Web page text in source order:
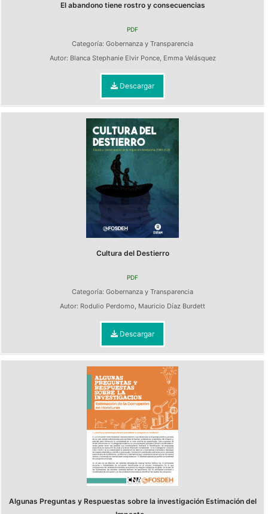
El abandono tiene rostro y consecuencias
PDF
Categoría: Gobernanza y Transparencia
Autor: Blanca Stephanie Elvir Ponce, Emma Velásquez
Descargar
Cultura del Destierro
PDF
Categoría: Gobernanza y Transparencia
Autor: Rodulio Perdomo, Mauricio Díaz Burdett
Descargar
Algunas Preguntas y Respuestas sobre la investigación Estimación del